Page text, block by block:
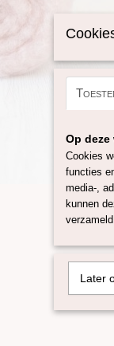
Op
Cookies
functies
media-,
kunnen
Later